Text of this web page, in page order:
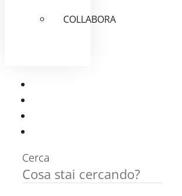
COLLABORA
Cerca